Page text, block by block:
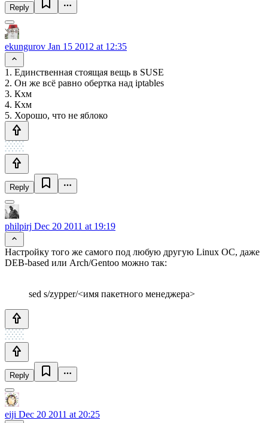
Reply
ekungurov Jan 15 2012 at 12:35
1. Единственная стоящая вещь в SUSE
2. Он же всё равно обертка над iptables
3. Кхм
4. Кхм
5. Хорошо, что не яблоко
Reply
philpirj Dec 20 2011 at 19:19
Настройку того же самого под любую другую Linux ОС, даже
DEB-based или Arch/Gentoo можно так:
sed s/zypper/<имя пакетного менеджера>
Reply
eiji Dec 20 2011 at 20:25